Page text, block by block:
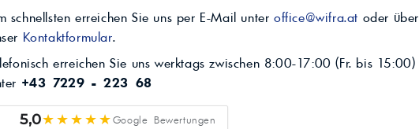
schnellsten erreichen Sie uns per E-Mail unteroffice@wifra.at oder über
Kontaktformular.
erreichen Sie uns werktags zwischen 8:00-17:00 (Fr. bis 15:00)
+43 7229 - 223 68
5,0★★★★★Google Bewertungen